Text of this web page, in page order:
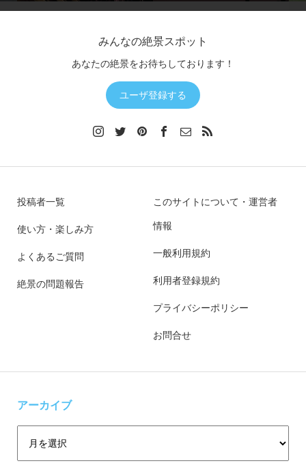
みんなの絶景スポット
あなたの絶景をお待ちしております！
ユーザ登録する
投稿者一覧
使い方・楽しみ方
よくあるご質問
絶景の問題報告
このサイトについて・運営者
情報
一般利用規約
利用者登録規約
プライバシーポリシー
お問合せ
アーカイブ